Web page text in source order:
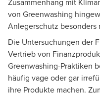
von Greenwashing
Anlegerschutz besonders
Die Untersuchungen der
Vertrieb von
Greenwashing-Praktiken
häufig vage oder gar
ihre Produkte machen.